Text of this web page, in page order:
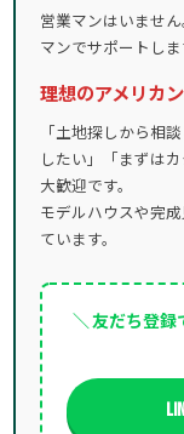
営業マンはいませ
マンでサポートし
理想のアメリカ
「土地探しから相
したい」「まずは
大歓迎です。
モデルハウスや完
ています。
＼ 友だち登録